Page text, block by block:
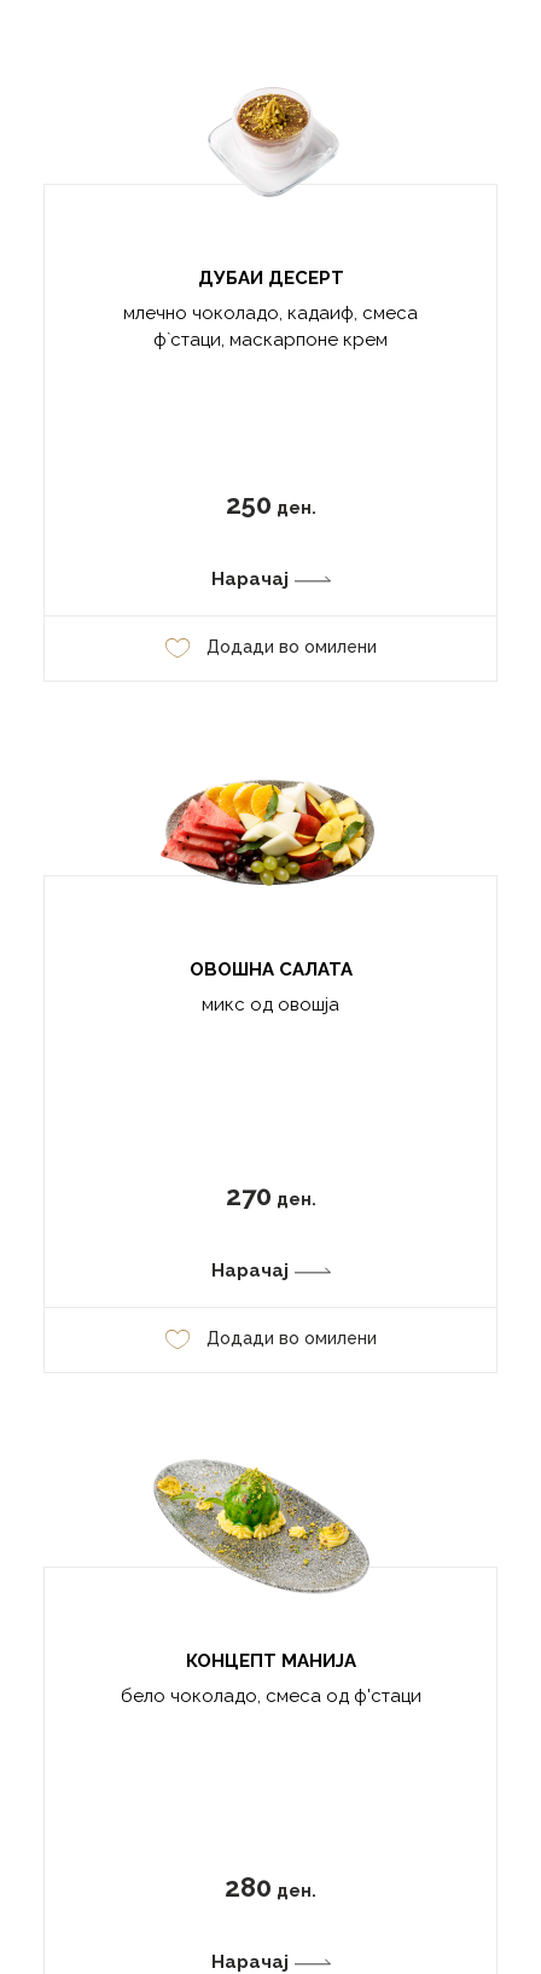
ДУБАИ ДЕСЕРТ
млечно чоколадо, кадаиф, смеса
ф`стаци, маскарпоне крем
250 ден.
Нарачај
Додади во омилени
ОВОШНА САЛАТА
микс од овошја
270 ден.
Нарачај
Додади во омилени
КОНЦЕПТ МАНИЈА
бело чоколадо, смеса од ф'стаци
280 ден.
Нарачај